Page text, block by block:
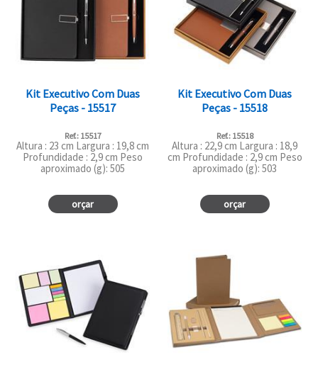
Kit Executivo Com Duas
Peças - 15517
Ref.: 15517
Altura : 23 cm Largura : 19,8 cm
Profundidade : 2,9 cm Peso
aproximado (g): 505
orçar
Kit Executivo Com Duas
Peças - 15518
Ref.: 15518
Altura : 22,9 cm Largura : 18,9
cm Profundidade : 2,9 cm Peso
aproximado (g): 503
orçar